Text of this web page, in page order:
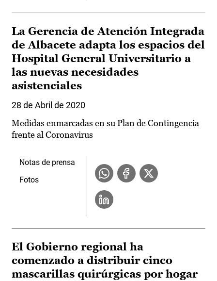
La Gerencia de Atención Integrada
de Albacete adapta los espacios del
Hospital General Universitario a
las nuevas necesidades
asistenciales
28 de Abril de 2020
Medidas enmarcadas en su Plan de Contingencia
frente al Coronavirus
Notas de prensa
Fotos
El Gobierno regional ha
comenzado a distribuir cinco
mascarillas quirúrgicas por hogar